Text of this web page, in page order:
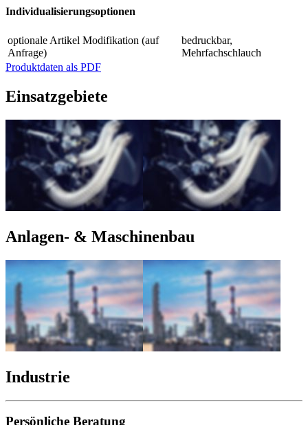
Individualisierungsoptionen
optionale Artikel Modifikation (auf
Anfrage)
bedruckbar,
Mehrfachschlauch
Produktdaten als PDF
Einsatzgebiete
Anlagen- & Maschinenbau
Industrie
Persönliche Beratung